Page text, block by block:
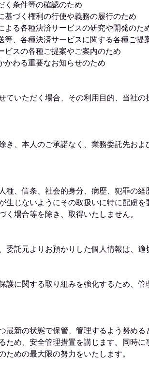
条件等の確認のため
づく権利の行使や義務の履行のため
る各種決済サービスの研究や開発のた
、各種決済サービスに関する各種ご提
スの各種ご提案やご案内のため
わる重要なお知らせのため
ていただく場合、その利用目的、当社
き、本人のご承諾なく、業務委託先お
種、信条、社会的身分、病歴、犯罪の
生じないようにその取扱いに特に配慮
く場合等を除き、取得いたしません。
委託元よりお預かりした個人情報は、適
護に関する取り組みを強化するため、
最新の状態で保管、管理するよう努め
ため、安全管理措置を講じます。同時
ための最大限の努力をいたします。